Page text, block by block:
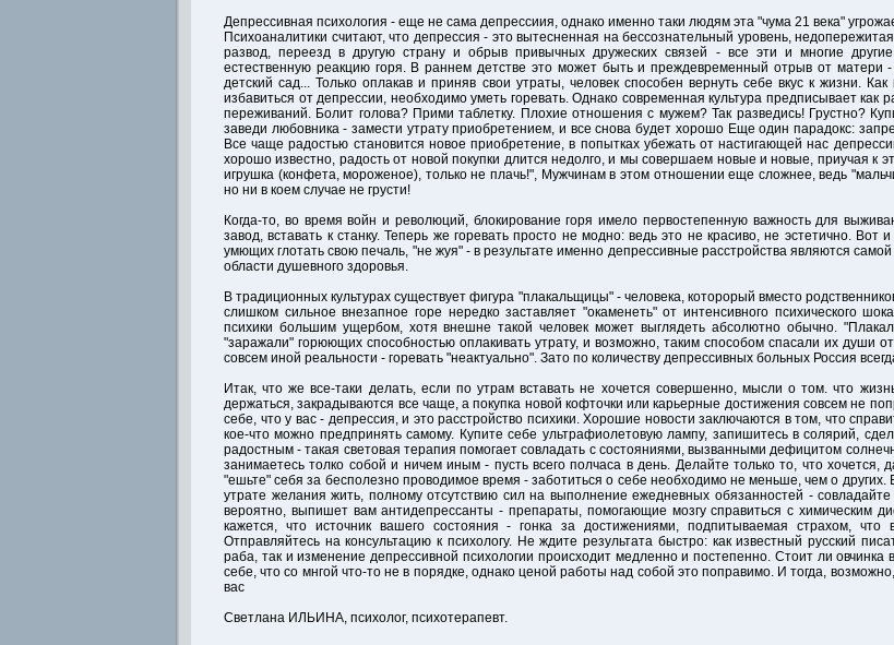
Депрессивная психология - еще не сама депрессиия, однако именно таки людям эта "чума 21 века"
Психоаналитики считают, что депрессия - это вытесненная на бессознательный уровень,
развод, переезд в другую страну и обрыв привычных дружеских связей - все эти и многие
естественную реакцию горя. В раннем детстве это может быть и преждевременный отрыв от матери
детский сад... Только оплакав и приняв свои утраты, человек способен вернуть себе вкус к жизни.
избавиться от депрессии, необходимо уметь горевать. Однако современная культура предписывает как
переживаний. Болит голова? Прими таблетку. Плохие отношения с мужем? Так разведись! Грустно?
заведи любовника - замести утрату приобретением, и все снова будет хорошо Еще один парадокс:
Все чаще радостью становится новое приобретение, в попытках убежать от настигающей нас
хорошо известно, радость от новой покупки длится недолго, и мы совершаем новые и новые, приучая к
игрушка (конфета, мороженое), только не плачь!", Мужчинам в этом отношении еще сложнее, ведь
но ни в коем случае не грусти!
Когда-то, во время войн и революций, блокирование горя имело первостепенную важность для
завод, вставать к станку. Теперь же горевать просто не модно: ведь это не красиво, не эстетично.
умющих глотать свою печаль, "не жуя" - в результате именно депрессивные расстройства являются
области душевного здоровья.
В традиционных культурах существует фигура "плакальщицы" - человека, которорый вместо
слишком сильное внезапное горе нередко заставляет "окаменеть" от интенсивного психического
психики большим ущербом, хотя внешне такой человек может выглядеть абсолютно обычно.
"заражали" горюющих способностью оплакивать утрату, и возможно, таким способом спасали их души
совсем иной реальности - горевать "неактуально". Зато по количеству депрессивных больных Россия
Итак, что же все-таки делать, если по утрам вставать не хочется совершенно, мысли о том. что
держаться, закрадываются все чаще, а покупка новой кофточки или карьерные достижения совсем не
себе, что у вас - депрессия, и это расстройство психики. Хорошие новости заключаются в том, что
кое-что можно предпринять самому. Купите себе ультрафиолетовую лампу, запишитесь в солярий,
радостным - такая световая терапия помогает совладать с состояниями, вызванными дефицитом
занимаетесь толко собой и ничем иным - пусть всего полчаса в день. Делайте только то, что хочется,
"ешьте" себя за бесполезно проводимое время - заботиться о себе необходимо не меньше, чем о других.
утрате желания жить, полному отсутствию сил на выполнение ежедневных обязанностей -
вероятно, выпишет вам антидепрессанты - препараты, помогающие мозгу справиться с химическим
кажется, что источник вашего состояния - гонка за достижениями, подпитываемая страхом,
Отправляйтесь на консультацию к психологу. Не ждите результата быстро: как известный русский
раба, так и изменение депрессивной психологии происходит медленно и постепенно. Стоит ли овчинка
себе, что со мнгой что-то не в порядке, однако ценой работы над собой это поправимо. И тогда,
вас
Светлана ИЛЬИНА, психолог, психотерапевт.